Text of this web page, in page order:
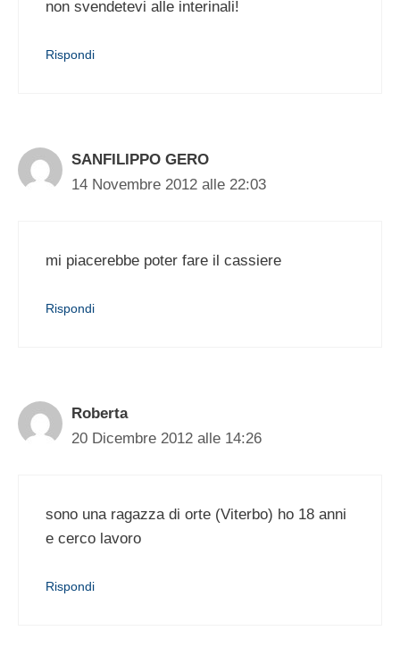
non svendetevi alle interinali!
Rispondi
SANFILIPPO GERO
14 Novembre 2012 alle 22:03
mi piacerebbe poter fare il cassiere
Rispondi
Roberta
20 Dicembre 2012 alle 14:26
sono una ragazza di orte (Viterbo) ho 18 anni
e cerco lavoro
Rispondi